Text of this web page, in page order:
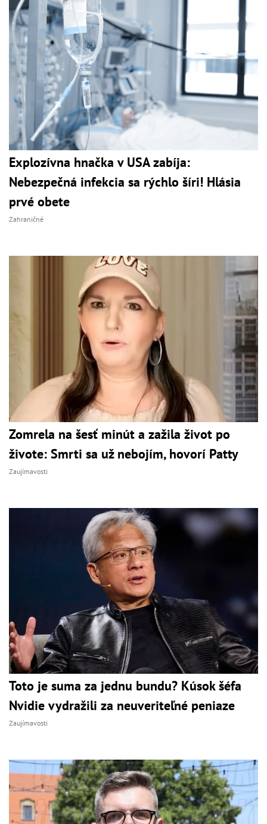
Explozívna hnačka v USA zabíja:
Nebezpečná infekcia sa rýchlo šíri! Hlásia
prvé obete
Zahraničné
Zomrela na šesť minút a zažila život po
živote: Smrti sa už nebojím, hovorí Patty
Zaujímavosti
Toto je suma za jednu bundu? Kúsok šéfa
Nvidie vydražili za neuveriteľné peniaze
Zaujímavosti